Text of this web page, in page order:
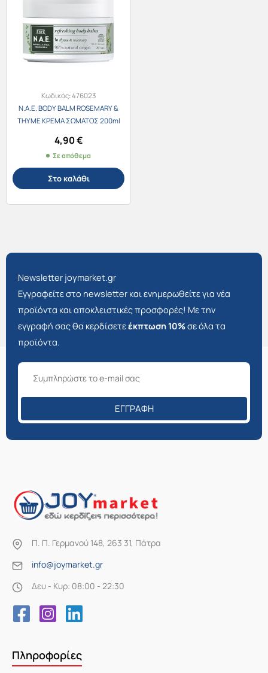
Κωδικός:476023
N.A.E. BODY BALM ROSEMARY &
THYME ΚΡΕΜΑ ΣΩΜΑΤΟΣ 200ml
4,90€
Σε απόθεμα
Στο καλάθι
Newsletter joymarket.gr
Εγγραφείτε στο newsletter και ενημερωθείτε για νέα
προϊόντα και αποκλειστικές προσφορές! Με την
εγγραφή σας θα κερδίσετεέκπτωση 10%σε όλα τα
προϊόντα.
ΕΓΓΡΑΦΉ
Π. Π. Γερμανού 148, 263 31, Πάτρα
info@joymarket.gr
Δευ - Κυρ: 08:00 - 22:30
Πληροφορίες